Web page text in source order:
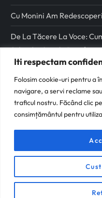
Iti respectam
Folosim cookie-uri pentru a
navigare, a servi reclame
traficul nostru. Făcând clic
consimțământul pentru
Cu Monini Am
De La Tăcere La Voce:
Schimbe Școala
Urmareste-ma
Facebook